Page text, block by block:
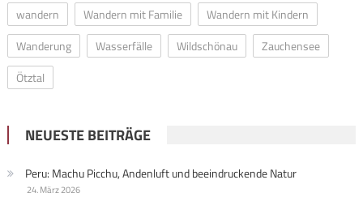
wandern
Wandern mit Familie
Wandern mit Kindern
Wanderung
Wasserfälle Wildschönau
Zauchensee
Ötztal
NEUESTE BEITRÄGE
Peru: Machu Picchu, Andenluft und beeindruckende Natur
24. März 2026